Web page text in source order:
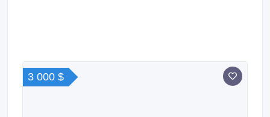
3 000 $